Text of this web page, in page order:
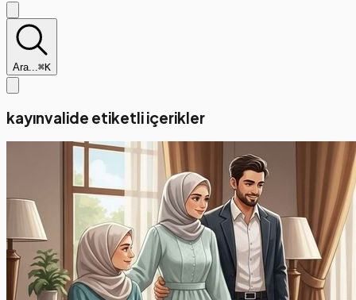
Ara...⌘K
kayınvalide etiketli içerikler